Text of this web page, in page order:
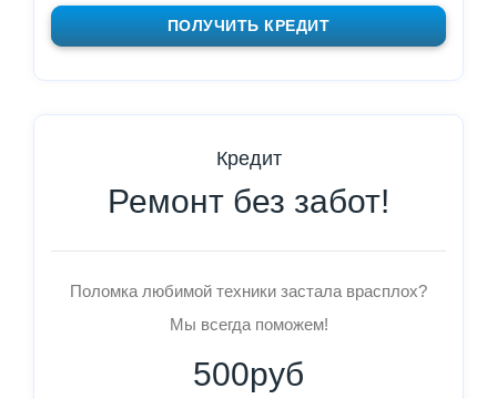
ПОЛУЧИТЬ КРЕДИТ
Кредит
Ремонт без забот!
Поломка любимой техники застала врасплох?
Мы всегда поможем!
500руб